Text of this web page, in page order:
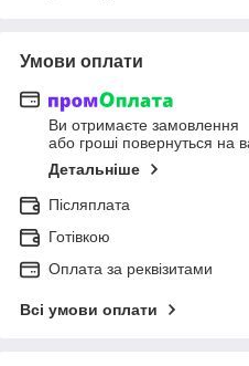
Умови оплати
Ви отримаєте замовлення
або гроші повернуться на
Детальніше
Післяплата
Готівкою
Оплата за реквізитами
Всі умови оплати